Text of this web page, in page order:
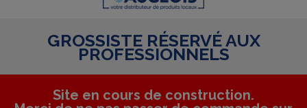
GROSSISTE RÉSERVÉ AUX
PROFESSIONNELS
Site en cours de construction.